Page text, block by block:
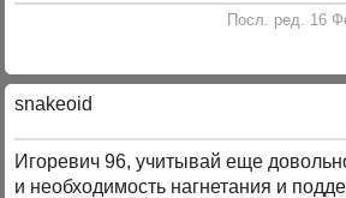
Посл. ред. 16
snakeoid
Игоревич 96, учитывай еще
и необходимость нагнетания и